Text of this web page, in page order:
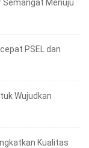
Semangat Menuju
PSEL dan
Wujudkan
Kualitas